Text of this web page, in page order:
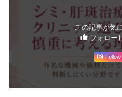
この記事が気
フォロー
Follow